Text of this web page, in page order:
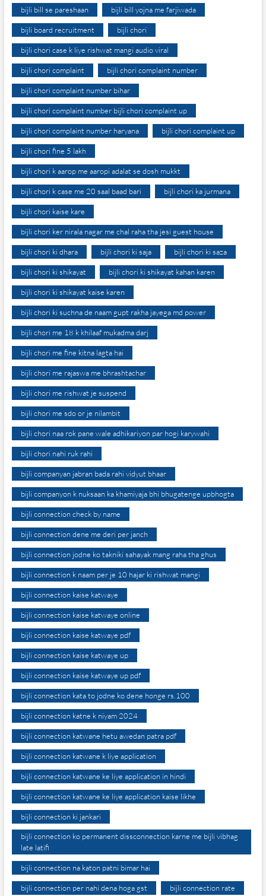
bijli bill se pareshaan bijli bill yojna me farjiwada
bijli board recruitment bijli chori
bijli chori case k liye rishwat mangi audio viral
bijli chori complaint bijli chori complaint number
bijli chori complaint number bihar
bijli chori complaint number bijli chori complaint up
bijli chori complaint number haryana bijli chori complaint up
bijli chori fine 5 lakh
bijli chori k aarop me aaropi adalat se dosh mukkt
bijli chori k case me 20 saal baad bari bijli chori ka jurmana
bijli chori kaise kare
bijli chori ker nirala nagar me chal raha tha jesi guest house
bijli chori ki dhara bijli chori ki saja bijli chori ki saza
bijli chori ki shikayat bijli chori ki shikayat kahan karen
bijli chori ki shikayat kaise karen
bijli chori ki suchna de naam gupt rakha jayega md power
bijli chori me 18 k khilaaf mukadma darj
bijli chori me fine kitna lagta hai
bijli chori me rajaswa me bhrashtachar
bijli chori me rishwat je suspend
bijli chori me sdo or je nilambit
bijli chori naa rok pane wale adhikariyon par hogi karywahi
bijli chori nahi ruk rahi
bijli companyan jabran bada rahi vidyut bhaar
bijli companyon k nuksaan ka khamiyaja bhi bhugatenge upbhogta
bijli connection check by name
bijli connection dene me deri per janch
bijli connection jodne ko takniki sahayak mang raha tha ghus
bijli connection k naam per je 10 hajar ki rishwat mangi
bijli connection kaise katwaye
bijli connection kaise katwaye online
bijli connection kaise katwaye pdf
bijli connection kaise katwaye up
bijli connection kaise katwaye up pdf
bijli connection kata to jodne ko dene honge rs.100
bijli connection katne k niyam 2024
bijli connection katwane hetu awedan patra pdf
bijli connection katwane k liye application
bijli connection katwane ke liye application in hindi
bijli connection katwane ke liye application kaise likhe
bijli connection ki jankari
bijli connection ko permanent dissconnection karne me bijli vibhag
late latifi
bijli connection na katon patni bimar hai
bijli connection per nahi dena hoga gst bijli connection rate